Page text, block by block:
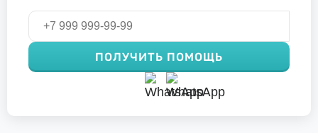
ПОЛУЧИТЬ ПОМОЩЬ